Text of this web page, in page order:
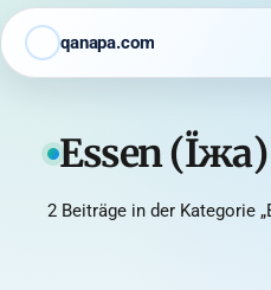
qanapa.com
Essen (Їжа)
2 Beiträge in der Kategorie